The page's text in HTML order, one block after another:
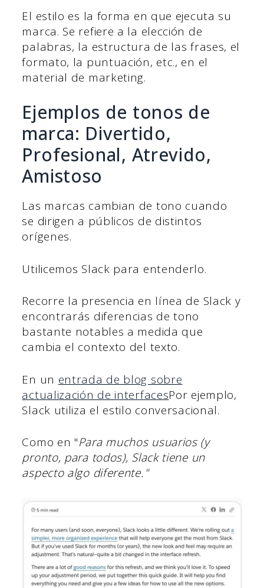
El estilo es la forma en que ejecuta su
marca. Se refiere a la elección de
palabras, la estructura de las frases, el
formato, la puntuación, etc., en el
material de marketing.
Ejemplos de tonos de
marca: Divertido,
Profesional, Atrevido,
Amistoso
Las marcas cambian de tono cuando
se dirigen a públicos de distintos
orígenes.
Utilicemos Slack para entenderlo.
Recorre la presencia en línea de Slack y
encontrarás diferencias de tono
bastante notables a medida que
cambia el contexto del texto.
En un entrada de blog sobre
actualización de interfacesPor ejemplo,
Slack utiliza el estilo conversacional.
Como en "Para muchos usuarios (y
pronto, para todos), Slack tiene un
aspecto algo diferente."